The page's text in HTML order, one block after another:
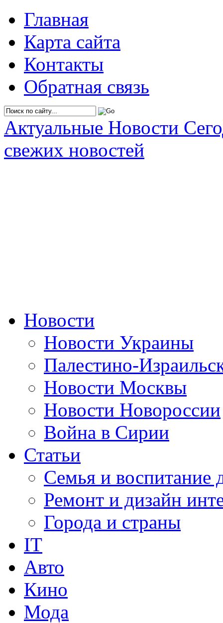
Главная
Карта сайта
Контакты
Обратная связь
Актуальные Новости
свежих новостей
Новости
Новости Украины
Палестино-
Новости Москвы
Новости Новороссии
Война в Сирии
Статьи
Семья и воспитание
Ремонт и дизайн
Города и страны
IT
Авто
Кино
Мода